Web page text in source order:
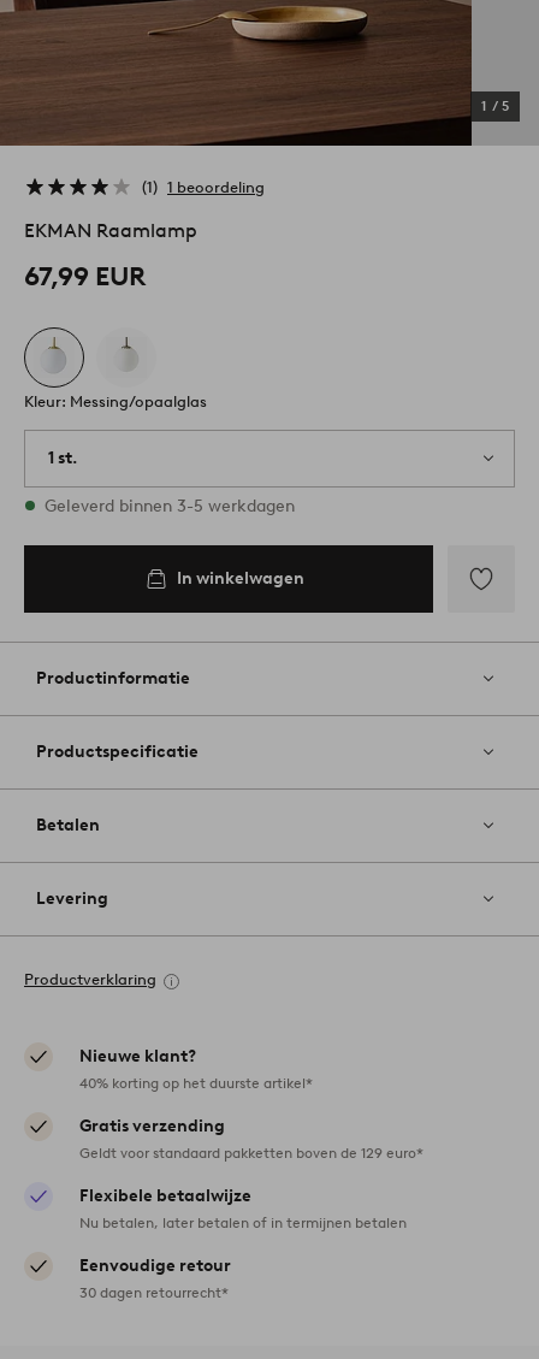
1 / 5
1 1 beoordeling
EKMAN Raamlamp
67,99 EUR
Kleur: Messing/opaalglas
1 st.
Op voorraad
Geleverd binnen 3-5 werkdagen
In winkelwagen
aan
Productinformatie
Productspecificatie
Betalen
Levering
Productverklaring
Nieuwe klant?
40% korting op het duurste artikel*
Gratis verzending
Geldt voor standaard pakketten boven de 129 euro*
Flexibele betaalwijze
Nu betalen, later betalen of in termijnen betalen
Eenvoudige retour
30 dagen retourrecht*